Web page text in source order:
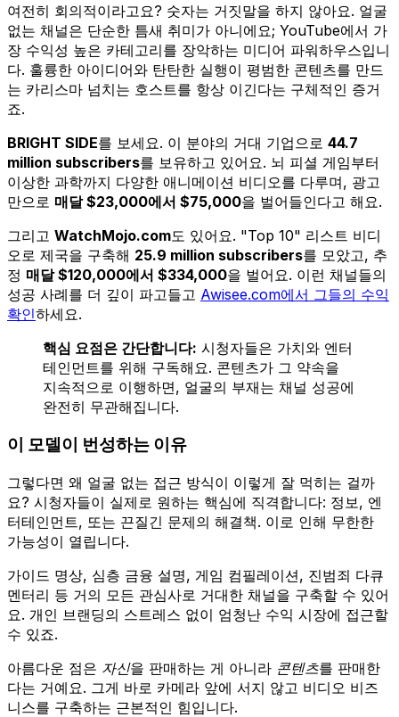
여전히 회의적이라고요? 숫자는 거짓말을 하지 않아요. 얼굴
없는 채널은 단순한 틈새 취미가 아니에요; YouTube에서 가
장 수익성 높은 카테고리를 장악하는 미디어 파워하우스입니
다. 훌륭한 아이디어와 탄탄한 실행이 평범한 콘텐츠를 만드
는 카리스마 넘치는 호스트를 항상 이긴다는 구체적인 증거
죠.
BRIGHT SIDE를 보세요. 이 분야의 거대 기업으로 44.7
million subscribers를 보유하고 있어요. 뇌 피셜 게임부터
이상한 과학까지 다양한 애니메이션 비디오를 다루며, 광고
만으로 매달 $23,000에서 $75,000을 벌어들인다고 해요.
그리고 WatchMojo.com도 있어요. "Top 10" 리스트 비디
오로 제국을 구축해 25.9 million subscribers를 모았고, 추
정 매달 $120,000에서 $334,000을 벌어요. 이런 채널들의
성공 사례를 더 깊이 파고들고 Awisee.com에서 그들의 수익
확인하세요.
핵심 요점은 간단합니다: 시청자들은 가치와 엔터
테인먼트를 위해 구독해요. 콘텐츠가 그 약속을
지속적으로 이행하면, 얼굴의 부재는 채널 성공에
완전히 무관해집니다.
이 모델이 번성하는 이유
그렇다면 왜 얼굴 없는 접근 방식이 이렇게 잘 먹히는 걸까
요? 시청자들이 실제로 원하는 핵심에 직격합니다: 정보, 엔
터테인먼트, 또는 끈질긴 문제의 해결책. 이로 인해 무한한
가능성이 열립니다.
가이드 명상, 심층 금융 설명, 게임 컴필레이션, 진범죄 다큐
멘터리 등 거의 모든 관심사로 거대한 채널을 구축할 수 있어
요. 개인 브랜딩의 스트레스 없이 엄청난 수익 시장에 접근할
수 있죠.
아름다운 점은 자신을 판매하는 게 아니라 콘텐츠를 판매한
다는 거예요. 그게 바로 카메라 앞에 서지 않고 비디오 비즈
니스를 구축하는 근본적인 힘입니다.